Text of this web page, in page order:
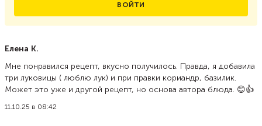
ВОЙТИ
Елена К.
Мне понравился рецепт, вкусно получилось. Правда, я добавила
три луковицы ( люблю лук) и при правки кориандр, базилик.
Может это уже и другой рецепт, но основа автора блюда. 😊👍
11.10.25 в 08:42